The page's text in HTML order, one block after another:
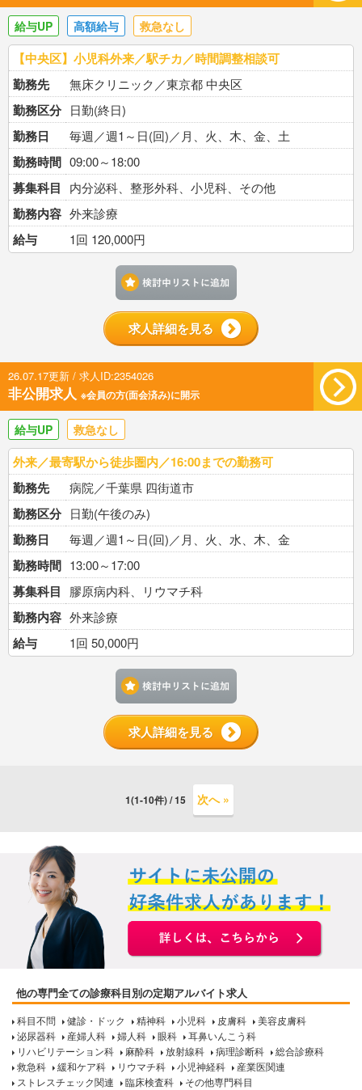
給与UP 高額給与 救急なし
【中央区】小児科外来／駅チカ／時間調整相談可
勤務先
無床クリニック／東京都 中央区
勤務区分 日勤(終日)
勤務日 毎週／週1～日(回)／月、火、木、金、土
勤務時間 09:00～18:00
募集科目 内分泌科、整形外科、小児科、その他
勤務内容 外来診療
給与 1回 120,000円
求人詳細を見る
26.07.17更新 / 求人ID:2354026
非公開求人 ※会員の方(面会済み)に開示
給与UP 救急なし
外来／最寄駅から徒歩圏内／16:00までの勤務可
勤務先
病院／千葉県 四街道市
勤務区分 日勤(午後のみ)
勤務日 毎週／週1～日(回)／月、火、水、木、金
勤務時間 13:00～17:00
募集科目 膠原病内科、リウマチ科
勤務内容 外来診療
給与 1回 50,000円
求人詳細を見る
1(1-10件) / 15 次へ »
他の専門全ての診療科目別の定期アルバイト求人
科目不問 健診・ドック 精神科 小児科 皮膚科
美容皮膚科
泌尿器科
産婦人科 婦人科 眼科
耳鼻いんこう科
リハビリテーション科
麻酔科 放射線科 病理診断科
総合診療科
救急科
緩和ケア科 リウマチ科 小児神経科
産業医関連
ストレスチェック関連
臨床検査科 その他専門科目